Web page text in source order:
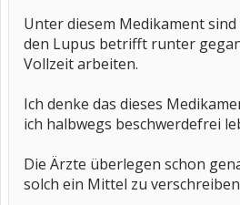
Unter diesem Medikament
den Lupus betrifft runter
Vollzeit arbeiten.
Ich denke das dieses
ich halbwegs beschwerdefrei
Die Ärzte überlegen schon
solch ein Mittel zu